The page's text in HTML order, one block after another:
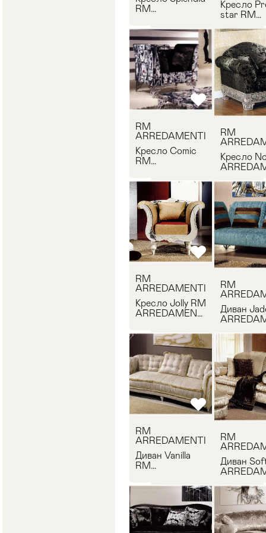
RM
Splendid
Кресло
star RM
RM
ARREDAMENTI
Кресло Comic
RM
A862
RM
Кресло
RM
ARREDAMENTI
Кресло Jolly RM
ARREDAMENTI
RM
Диван
RM
ARREDAMENTI
Диван Vanilla
RM
A851
RM
Диван